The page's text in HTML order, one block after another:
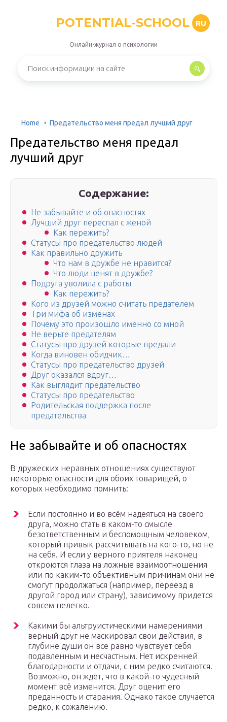
POTENTIAL-SCHOOL RU
Онлайн-журнал о психологии
Home Предательство меня предал лучший друг
Предательство меня предал
лучший друг
Содержание:
Не забывайте и об опасностях
Лучший друг переспал с женой
Как пережить?
Статусы про предательство людей
Как правильно дружить
Что нам в дружбе не нравится?
Что люди ценят в дружбе?
Подруга уволила с работы
Как пережить?
Кого из друзей можно считать предателем
Три мифа об изменах
Почему это произошло именно со мной
Не верьте предателям
Статусы про друзей которые предали
Когда виновен обидчик…
Статусы про предательство друзей
Друг оказался вдруг…
Как выглядит предательство
Статусы про предательство
Родительская поддержка после
предательства
Не забывайте и об опасностях
В дружеских неравных отношениях существуют
некоторые опасности для обоих товарищей, о
которых необходимо помнить:
Если постоянно и во всём надеяться на своего
друга, можно стать в каком-то смысле
безответственным и беспомощным человеком,
который привык рассчитывать на кого-то, но не
на себя. И если у верного приятеля наконец
откроются глаза на ложные взаимоотношения
или по каким-то объективным причинам они не
смогут продолжаться (например, переезд в
другой город или страну), зависимому придется
совсем нелегко.
Какими бы альтруистическими намерениями
верный друг не маскировал свои действия, в
глубине души он все равно чувствует себя
подавленным и несчастным. Нет искренней
благодарности и отдачи, с ним редко считаются.
Возможно, он ждёт, что в какой-то чудесный
момент всё изменится. Друг оценит его
преданность и старания. Однако такое случается
редко, к сожалению.